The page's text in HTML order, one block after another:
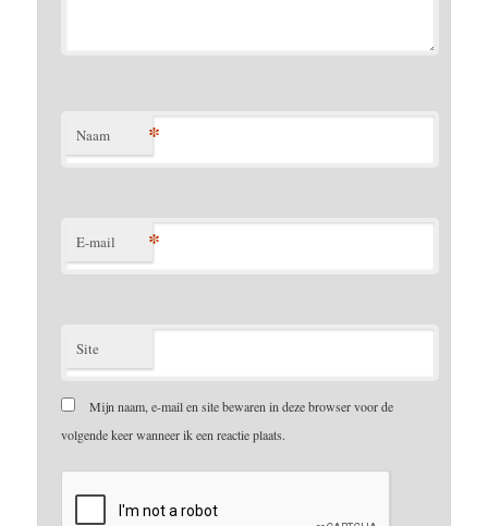
Naam *
E-mail *
Site
Mijn naam, e-mail en site bewaren in deze browser voor de
volgende keer wanneer ik een reactie plaats.